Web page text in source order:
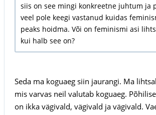
siis on see mingi konkreetne juhtum ja
veel pole keegi vastanud kuidas
peaks hoidma. Või on feminismi asi
kui halb see on?
Seda ma koguaeg siin jaurangi. Ma
mis varvas neil valutab koguaeg.
on ikka vägivald, vägivald ja vägivald.